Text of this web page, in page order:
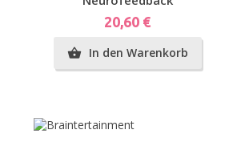
Mängelexemplar
Preis
20,60 €
 In den Warenkorb